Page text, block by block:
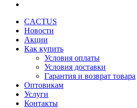
CACTUS
Новости
Акции
Как купить
Условия оплаты
Условия доставки
Гарантия и возврат товара
Оптовикам
Услуги
Контакты